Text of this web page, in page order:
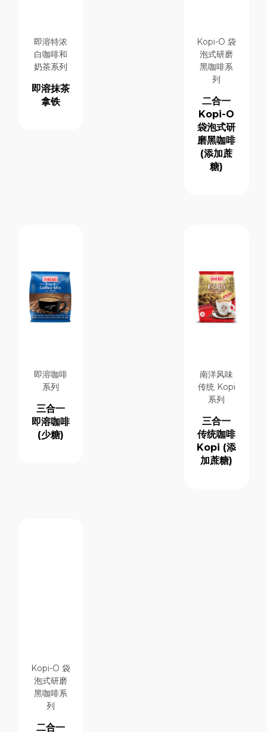
即溶特浓
白咖啡和
奶茶系列
即溶抹茶
拿铁
Kopi-O 袋
泡式研磨
黑咖啡系
列
二合一
Kopi-O
袋泡式研
磨黑咖啡
(添加蔗
糖)
即溶咖啡
系列
三合一
即溶咖啡
(少糖)
南洋风味
传统 Kopi
系列
三合一
传统咖啡
Kopi (添
加蔗糖)
Kopi-O 袋
泡式研磨
黑咖啡系
列
二合一